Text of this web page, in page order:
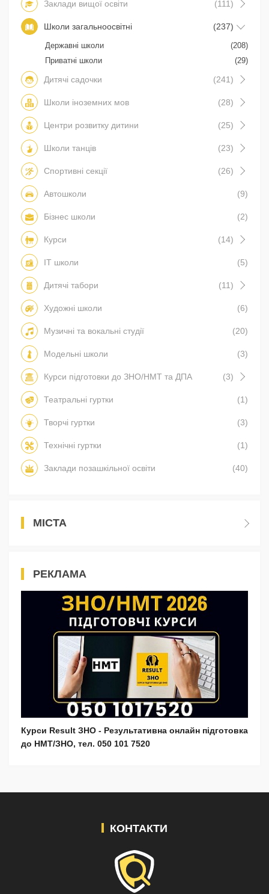
Заклади вищої освіти (111)
Школи загальноосвітні (237)
Державні школи
(208)
Приватні школи
(29)
Дитячі садочки (241)
Школи іноземних мов (28)
Центри розвитку дитини (25)
Школи танців (23)
Спортивні секції (26)
Автошколи (9)
Бізнес школи (2)
Курси (14)
IT школи (5)
Дитячі табори (11)
Художні школи (6)
Музичні та вокальні студії (20)
Модельні школи (3)
Курси підготовки до ЗНО/НМТ та ДПА (3)
Театральні гуртки (1)
Творчі гуртки (3)
Технічні гуртки (1)
Заклади позашкільної освіти (40)
МІСТА
РЕКЛАМА
Курси Result ЗНО - Результативна онлайн підготовка
до НМТ/ЗНО, тел. 050 101 7520
КОНТАКТИ